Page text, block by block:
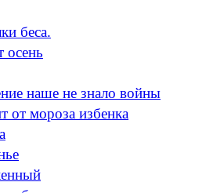
беса.
осень
наше не знало войны
от мороза избенка